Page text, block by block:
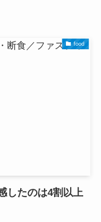
food
したのは4割以上